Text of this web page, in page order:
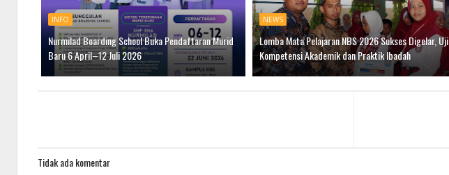
INFO
Nurmilad Boarding School Buka Pendaftaran Murid
Baru 6 April–12 Juli 2026
NEWS
Lomba Mata Pelajaran NBS 2026 Sukses Digelar, Uji
Kompetensi Akademik dan Praktik Ibadah
Tidak ada komentar